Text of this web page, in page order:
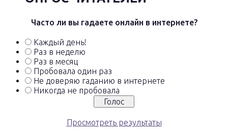
Часто ли вы гадаете онлайн в интернете?
Каждый день!
Раз в неделю
Раз в месяц
Пробовала один раз
Не доверяю гаданию в интернете
Никогда не пробовала
Просмотреть результаты